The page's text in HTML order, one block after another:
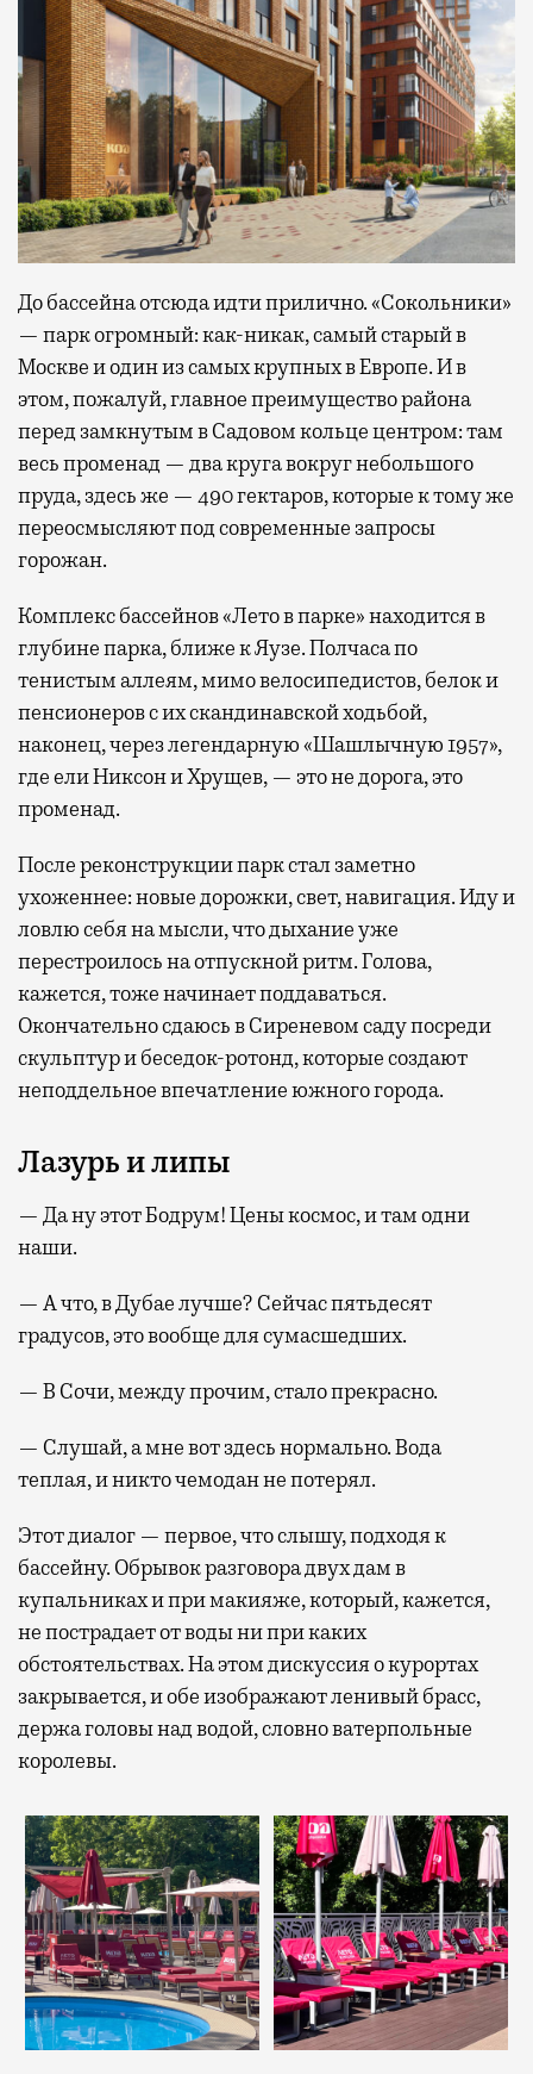
До бассейна отсюда идти прилично. «Сокольники»
— парк огромный: как-никак, самый старый в
Москве и один из самых крупных в Европе. И в
этом, пожалуй, главное преимущество района
перед замкнутым в Садовом кольце центром: там
весь променад — два круга вокруг небольшого
пруда, здесь же — 490 гектаров, которые к тому же
переосмысляют под современные запросы
горожан.
Комплекс бассейнов «Лето в парке» находится в
глубине парка, ближе к Яузе. Полчаса по
тенистым аллеям, мимо велосипедистов, белок и
пенсионеров с их скандинавской ходьбой,
наконец, через легендарную «Шашлычную 1957»,
где ели Никсон и Хрущев, — это не дорога, это
променад.
После реконструкции парк стал заметно
ухоженнее: новые дорожки, свет, навигация. Иду и
ловлю себя на мысли, что дыхание уже
перестроилось на отпускной ритм. Голова,
кажется, тоже начинает поддаваться.
Окончательно сдаюсь в Сиреневом саду посреди
скульптур и беседок-ротонд, которые создают
неподдельное впечатление южного города.
Лазурь и липы
— Да ну этот Бодрум! Цены космос, и там одни
наши.
— А что, в Дубае лучше? Сейчас пятьдесят
градусов, это вообще для сумасшедших.
— В Сочи, между прочим, стало прекрасно.
— Слушай, а мне вот здесь нормально. Вода
теплая, и никто чемодан не потерял.
Этот диалог — первое, что слышу, подходя к
бассейну. Обрывок разговора двух дам в
купальниках и при макияже, который, кажется,
не пострадает от воды ни при каких
обстоятельствах. На этом дискуссия о курортах
закрывается, и обе изображают ленивый брасс,
держа головы над водой, словно ватерпольные
королевы.